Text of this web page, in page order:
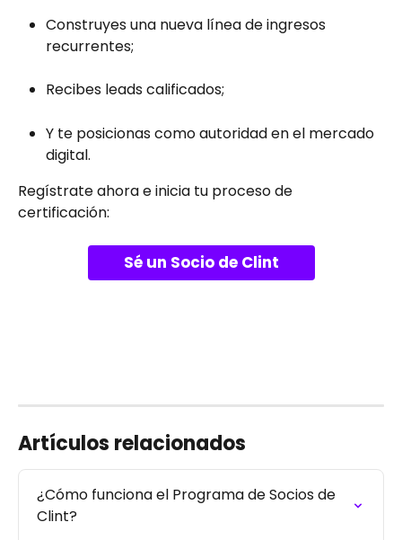
Construyes una nueva línea de ingresos
recurrentes;
Recibes leads calificados;
Y te posicionas como autoridad en el mercado
digital.
Regístrate ahora e inicia tu proceso de
certificación:
Sé un Socio de Clint
Artículos relacionados
¿Cómo funciona el Programa de Socios de
Clint?